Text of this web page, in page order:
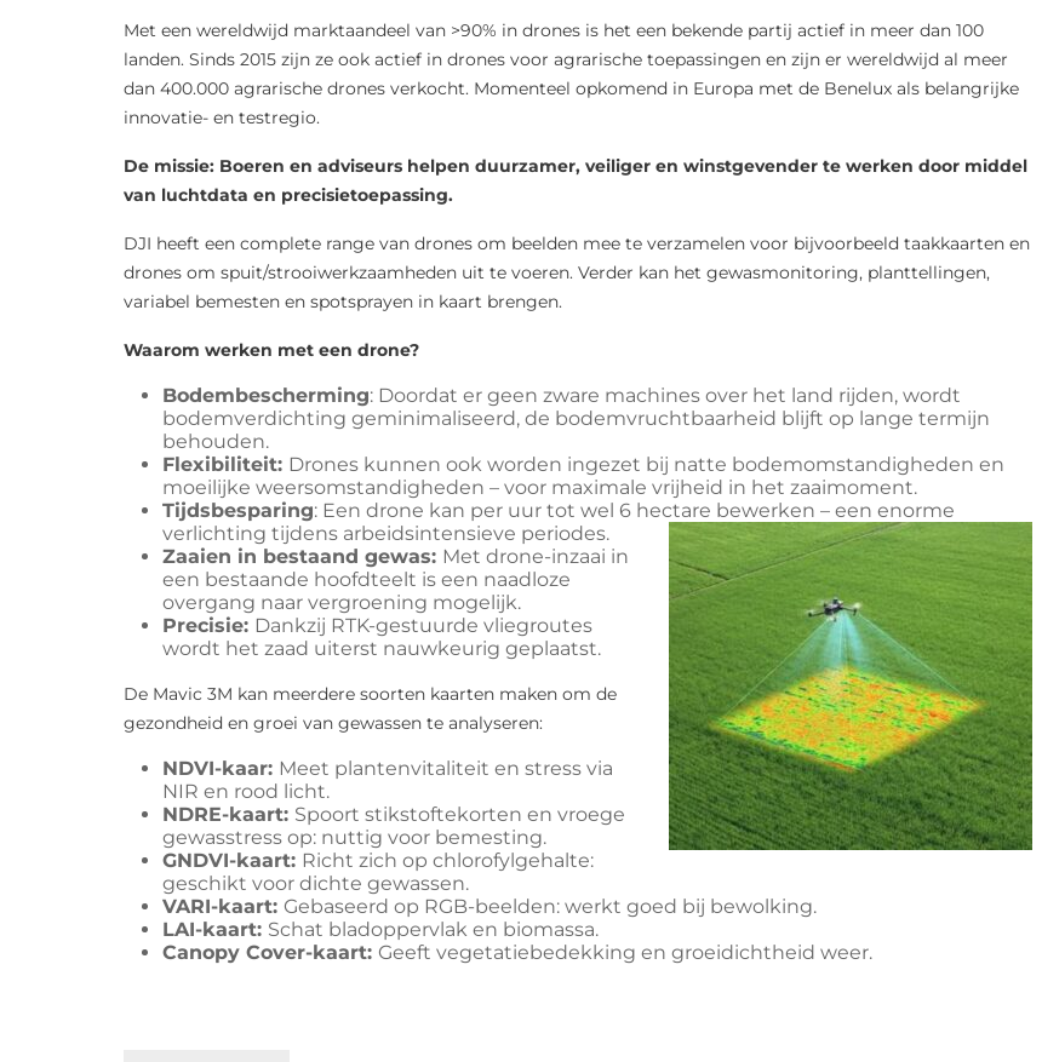
Met een wereldwijd marktaandeel van >90% in drones is het een bekende partij actief in meer dan 100
landen. Sinds 2015 zijn ze ook actief in drones voor agrarische toepassingen en zijn er wereldwijd al meer
dan 400.000 agrarische drones verkocht. Momenteel opkomend in Europa met de Benelux als belangrijke
innovatie- en testregio.
De missie: Boeren en adviseurs helpen duurzamer, veiliger en winstgevender te werken door middel
van luchtdata en precisietoepassing.
DJI heeft een complete range van drones om beelden mee te verzamelen voor bijvoorbeeld taakkaarten en
drones om spuit/strooiwerkzaamheden uit te voeren. Verder kan het gewasmonitoring, planttellingen,
variabel bemesten en spotsprayen in kaart brengen.
Waarom werken met een drone?
Bodembescherming: Doordat er geen zware machines over het land rijden, wordt
bodemverdichting geminimaliseerd, de bodemvruchtbaarheid blijft op lange termijn
behouden.
Flexibiliteit: Drones kunnen ook worden ingezet bij natte bodemomstandigheden en
moeilijke weersomstandigheden – voor maximale vrijheid in het zaaimoment.
Tijdsbesparing: Een drone kan per uur tot wel 6 hectare bewerken – een enorme
verlichting tijdens arbeidsintensieve periodes.
Zaaien in bestaand gewas: Met drone‑inzaai in
een bestaande hoofdteelt is een naadloze
overgang naar vergroening mogelijk.
Precisie: Dankzij RTK‑gestuurde vliegroutes
wordt het zaad uiterst nauwkeurig geplaatst.
De Mavic 3M kan meerdere soorten kaarten maken om de
gezondheid en groei van gewassen te analyseren:
NDVI-kaar: Meet plantenvitaliteit en stress via
NIR en rood licht.
NDRE-kaart: Spoort stikstoftekorten en vroege
gewasstress op: nuttig voor bemesting.
GNDVI-kaart: Richt zich op chlorofylgehalte:
geschikt voor dichte gewassen.
VARI-kaart: Gebaseerd op RGB-beelden: werkt goed bij bewolking.
LAI-kaart: Schat bladoppervlak en biomassa.
Canopy Cover-kaart: Geeft vegetatiebedekking en groeidichtheid weer.